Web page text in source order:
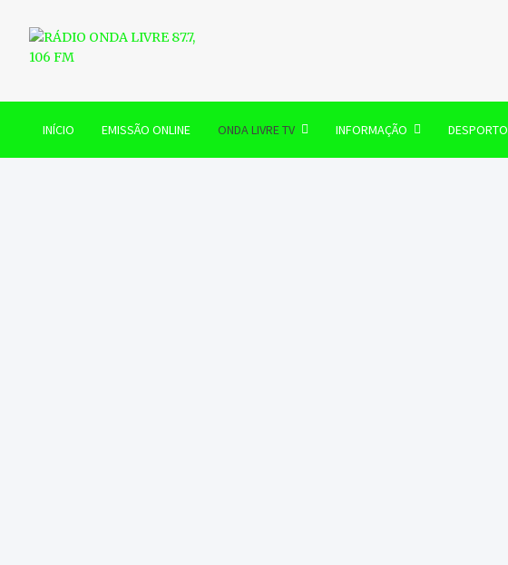
content
RÁDIO ONDA LIVRE 87.7, 106 FM
INÍCIO EMISSÃO ONLINE ONDA LIVRE TV INFORMAÇÃO DESPORTO